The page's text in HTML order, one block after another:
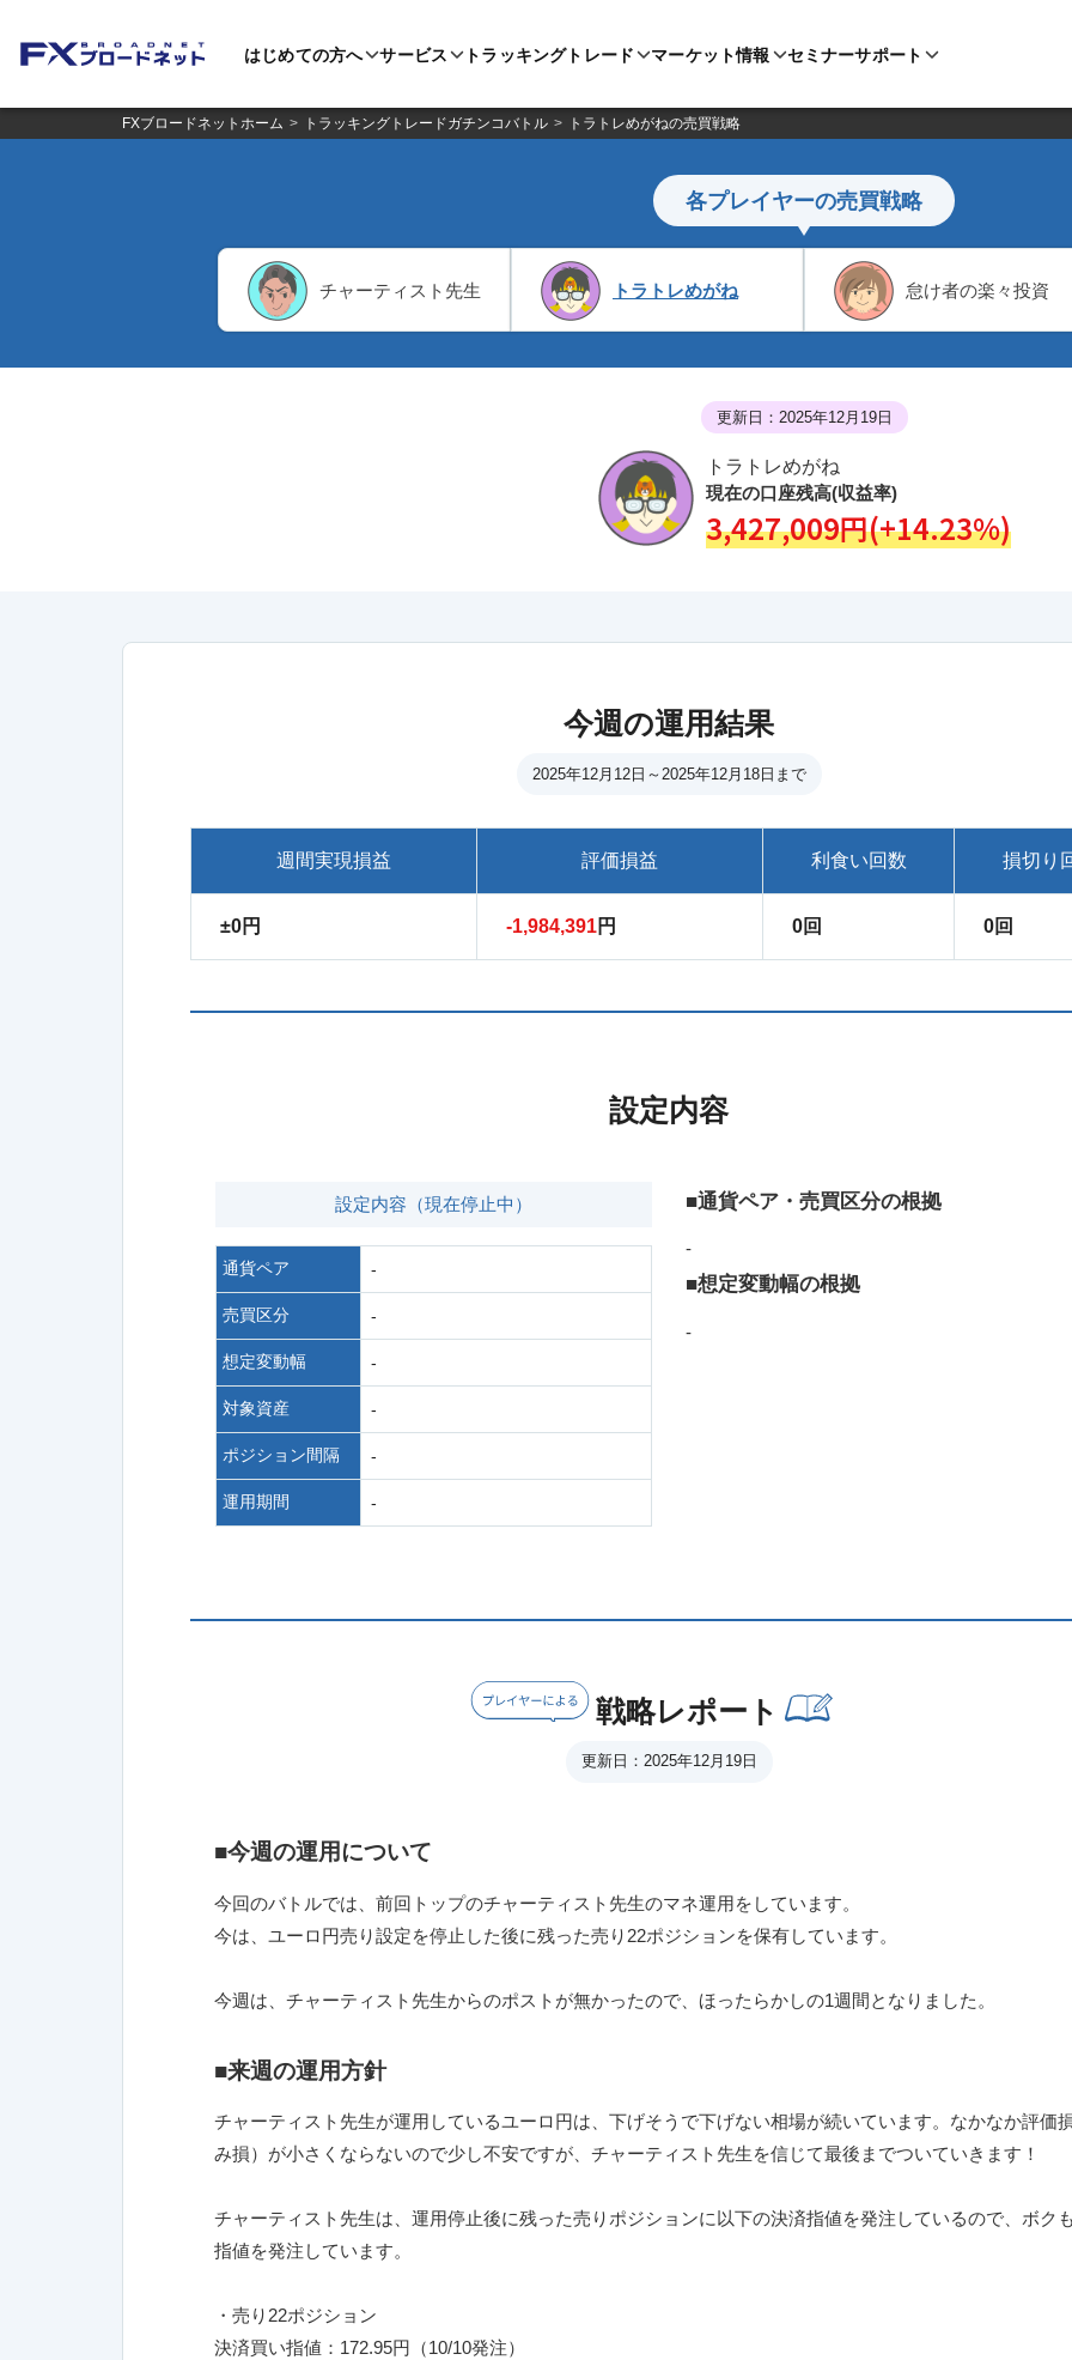
はじめての方へ サービス トラッキングトレード マーケット情報 セミナーサポート
FXブロードネットホーム トラッキングトレードガチンコバトル トラトレめがねの売買戦略
各プレイヤーの売買戦略
チャーティスト先生 トラトレめがね 怠け者の楽々投資
更新日：2025年12月19日
トラトレめがね
現在の口座残高(収益率)
3,427,009円(+14.23%)
今週の運用結果
2025年12月12日～2025年12月18日まで
週間実現損益 評価損益 利食い回数 損切り
±0円 -1,984,391円 0回 0回
設定内容
設定内容（現在停止中）
通貨ペア -
売買区分 -
想定変動幅 -
対象資産 -
ポジション間隔 -
運用期間 -
■通貨ペア・売買区分の根拠
-
■想定変動幅の根拠
-
戦略レポート
更新日：2025年12月19日
■今週の運用について
今回のバトルでは、前回トップのチャーティスト先生のマネ運用をしています。
今は、ユーロ円売り設定を停止した後に残った売り22ポジションを保有しています。
今週は、チャーティスト先生からのポストが無かったので、ほったらかしの1週間となりました。
■来週の運用方針
チャーティスト先生が運用しているユーロ円は、下げそうで下げない相場が続いています。なかなか評価
み損）が小さくならないので少し不安ですが、チャーティスト先生を信じて最後までついていきます！
チャーティスト先生は、運用停止後に残った売りポジションに以下の決済指値を発注しているので、ボク
指値を発注しています。
・売り22ポジション
決済買い指値：172.95円（10/10発注）